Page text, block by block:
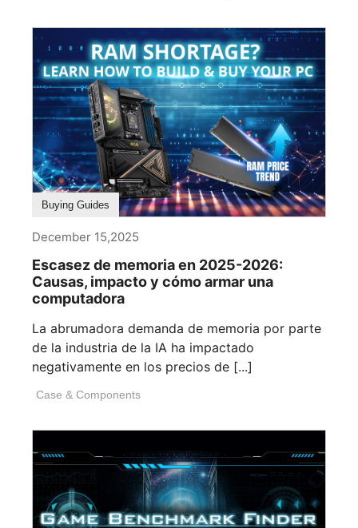
Buying Guides
December 15,2025
Escasez de memoria en 2025-2026:
Causas, impacto y cómo armar una
computadora
La abrumadora demanda de memoria por parte
de la industria de la IA ha impactado
negativamente en los precios de [...]
Case & Components